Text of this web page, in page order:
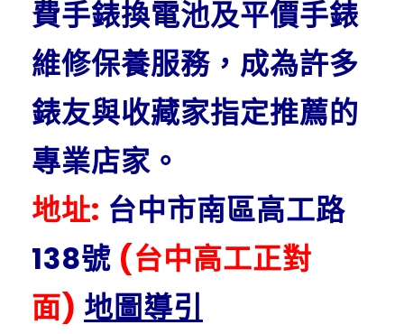
費手錶換電池及平價手錶
維修保養服務，成為許多
錶友與收藏家指定推薦的
專業店家。
地址: 台中市南區高工路
138號 (台中高工正對
面) 地圖導引